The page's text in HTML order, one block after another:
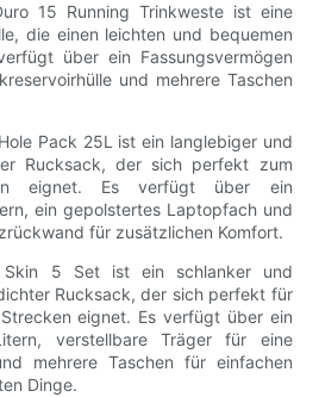
15 Running Trinkweste ist eine
die einen leichten und bequemen
über ein Fassungsvermögen
und mehrere Taschen
Pack 25L ist ein langlebiger und
Rucksack, der sich perfekt zum
eignet. Es verfügt über ein
ein gepolstertes Laptopfach und
für zusätzlichen Komfort.
Skin 5 Set ist ein schlanker und
Rucksack, der sich perfekt für
eignet. Es verfügt über ein
verstellbare Träger für eine
mehrere Taschen für einfachen
Dinge.